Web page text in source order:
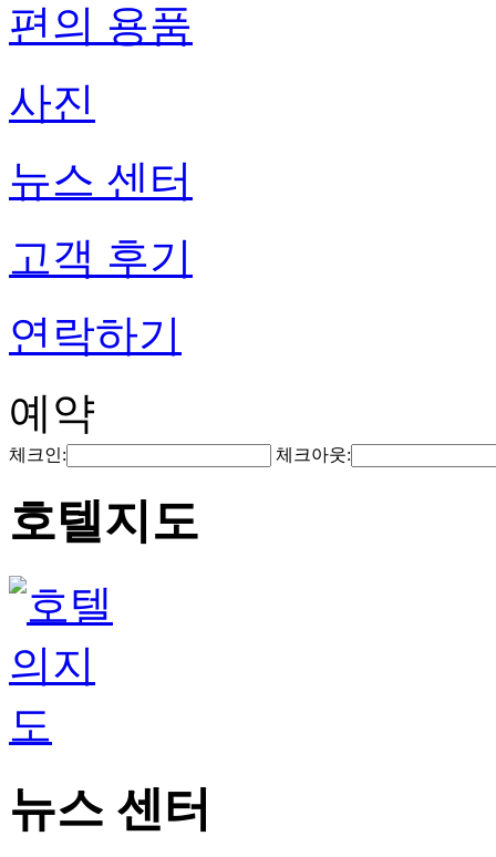
편의 용품
사진
뉴스 센터
고객 후기
연락하기
예약
체크인: 체크아웃:
호텔지도
뉴스 센터